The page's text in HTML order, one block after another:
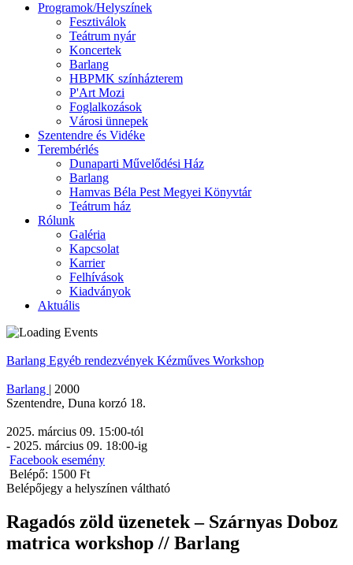
Programok/Helyszínek
Fesztiválok
Teátrum nyár
Koncertek
Barlang
HBPMK színházterem
P'Art Mozi
Foglalkozások
Városi ünnepek
Szentendre és Vidéke
Terembérlés
Dunaparti Művelődési Ház
Barlang
Hamvas Béla Pest Megyei Könyvtár
Teátrum ház
Rólunk
Galéria
Kapcsolat
Karrier
Felhívások
Kiadványok
Aktuális
Barlang Egyéb rendezvények Kézműves Workshop
Barlang | 2000
Szentendre, Duna korzó 18.
2025. március 09. 15:00-tól
- 2025. március 09. 18:00-ig
Facebook esemény
Belépő: 1500 Ft
Belépőjegy a helyszínen váltható
Ragadós zöld üzenetek – Szárnyas Doboz
matrica workshop // Barlang